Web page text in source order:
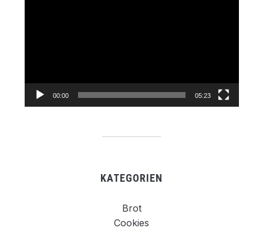
00:00 05:23
KATEGORIEN
Brot
Cookies